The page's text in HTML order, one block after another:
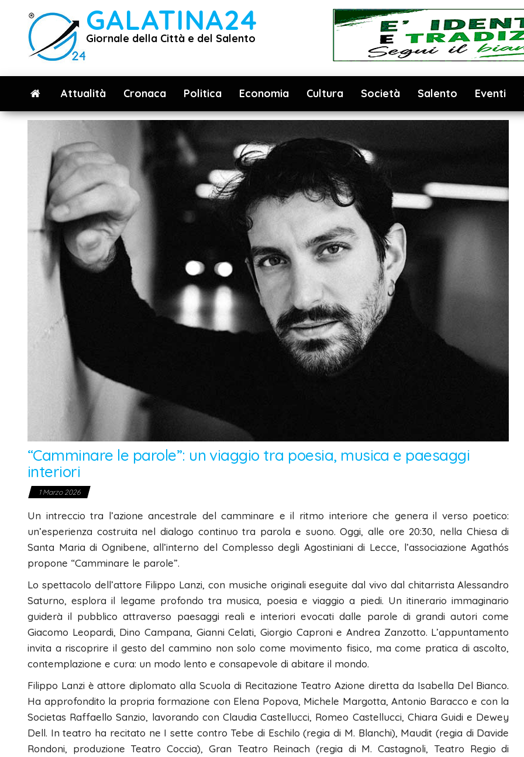
contenuto
GALATINA24
Giornale della Città e del Salento
Attualità Cronaca Politica Economia Cultura Società Salento Eventi
“Camminare le parole”: un viaggio tra poesia, musica e paesaggi
interiori
1 Marzo 2026
Un intreccio tra l’azione ancestrale del camminare e il ritmo interiore che genera il verso poetico:
un’esperienza costruita nel dialogo continuo tra parola e suono. Oggi, alle ore 20:30, nella Chiesa di
Santa Maria di Ognibene, all’interno del Complesso degli Agostiniani di Lecce, l’associazione Agathós
propone “Camminare le parole”.
Lo spettacolo dell’attore Filippo Lanzi, con musiche originali eseguite dal vivo dal chitarrista Alessandro
Saturno, esplora il legame profondo tra musica, poesia e viaggio a piedi. Un itinerario immaginario
guiderà il pubblico attraverso paesaggi reali e interiori evocati dalle parole di grandi autori come
Giacomo Leopardi, Dino Campana, Gianni Celati, Giorgio Caproni e Andrea Zanzotto. L’appuntamento
invita a riscoprire il gesto del cammino non solo come movimento fisico, ma come pratica di ascolto,
contemplazione e cura: un modo lento e consapevole di abitare il mondo.
Filippo Lanzi è attore diplomato alla Scuola di Recitazione Teatro Azione diretta da Isabella Del Bianco.
Ha approfondito la propria formazione con Elena Popova, Michele Margotta, Antonio Baracco e con la
Societas Raffaello Sanzio, lavorando con Claudia Castellucci, Romeo Castellucci, Chiara Guidi e Dewey
Dell. In teatro ha recitato ne I sette contro Tebe di Eschilo (regia di M. Blanchi), Maudit (regia di Davide
Rondoni, produzione Teatro Coccia), Gran Teatro Reinach (regia di M. Castagnoli, Teatro Regio di